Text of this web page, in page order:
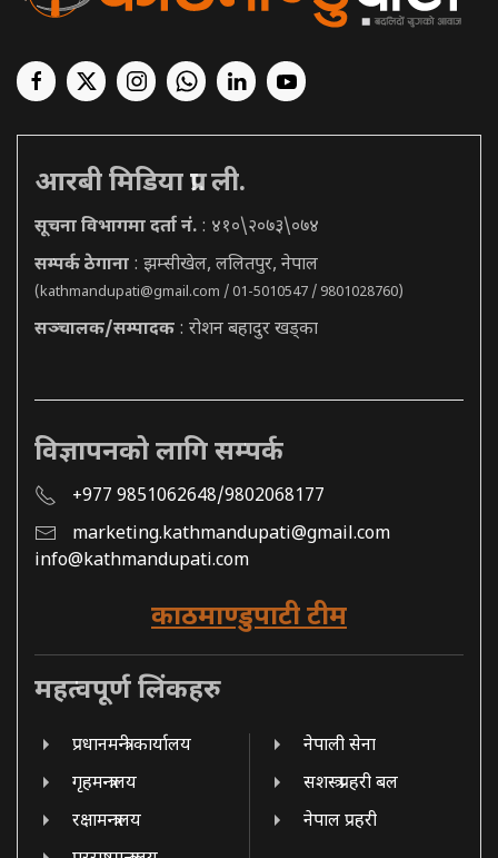
आरबी मिडिया प्रा. ली.
सूचना विभागमा दर्ता नं. : ४१०\२०७३\०७४
सम्पर्क ठेगाना : झम्सीखेल, ललितपुर, नेपाल
(kathmandupati@gmail.com / 01-5010547 / 9801028760)
सञ्चालक/सम्पादक : रोशन बहादुर खड्का
विज्ञापनको लागि सम्पर्क
+977 9851062648/9802068177
marketing.kathmandupati@gmail.com
info@kathmandupati.com
काठमाण्डुपाटी टीम
महत्वपूर्ण लिंकहरु
प्रधानमन्त्री कार्यालय
गृहमन्त्रालय
रक्षामन्त्रालय
नेपाली सेना
सशस्त्र प्रहरी बल
नेपाल प्रहरी